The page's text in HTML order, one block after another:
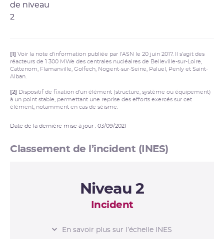
[1] Voir la note d’information publiée par l’ASN le 20 juin 2017. Il s’agit des
réacteurs de 1 300 MWe des centrales nucléaires de Belleville-sur-Loire,
Cattenom, Flamanville, Golfech, Nogent-sur-Seine, Paluel, Penly et Saint-
Alban.
[2]
Dispositif de fixation d’un élément (structure, système ou équipement)
à un point stable, permettant une reprise des efforts exercés sur cet
élément, notamment en cas de séisme.
Date de la dernière mise à jour : 03/09/2021
Classement de l’incident (INES)
Niveau 2
Incident
L’ÉCHELLE INES
En savoir plus sur l’échelle INES